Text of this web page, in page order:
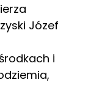
Józef
i